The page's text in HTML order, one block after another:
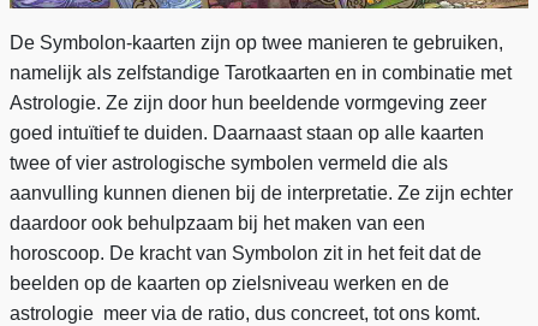
De Symbolon-kaarten zijn op twee manieren te gebruiken,
namelijk als zelfstandige Tarotkaarten en in combinatie met
Astrologie. Ze zijn door hun beeldende vormgeving zeer
goed intuïtief te duiden. Daarnaast staan op alle kaarten
twee of vier astrologische symbolen vermeld die als
aanvulling kunnen dienen bij de interpretatie. Ze zijn echter
daardoor ook behulpzaam bij het maken van een
horoscoop. De kracht van Symbolon zit in het feit dat de
beelden op de kaarten op zielsniveau werken en de
astrologie meer via de ratio, dus concreet, tot ons komt.